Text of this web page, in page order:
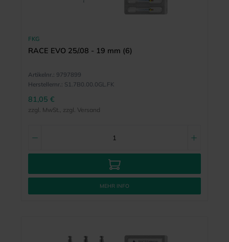
FKG
RACE EVO 25/.08 - 19 mm (6)
Artikelnr.: 9797899
Herstellernr.: S1.7B0.00.0GL.FK
81,05 €
zzgl. MwSt., zzgl. Versand
MEHR INFO